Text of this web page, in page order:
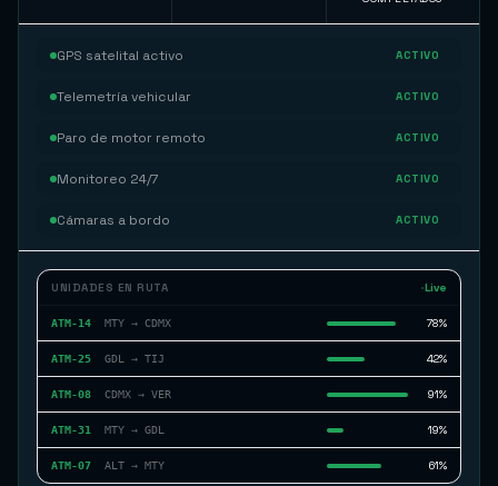
GPS satelital activo ACTIVO
Telemetría vehicular ACTIVO
Paro de motor remoto ACTIVO
Monitoreo 24/7 ACTIVO
Cámaras a bordo ACTIVO
UNIDADES EN RUTA Live
ATM-14 MTY → CDMX 78%
ATM-25 GDL → TIJ 42%
ATM-08 CDMX → VER 91%
ATM-31 MTY → GDL 19%
ATM-07 ALT → MTY 61%